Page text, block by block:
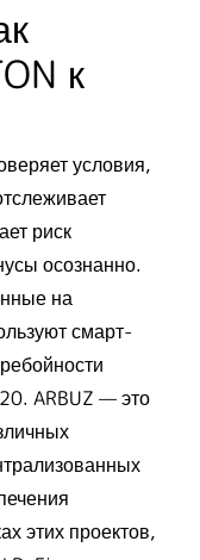
к
условия,
риск
осознанно.
на
смарт-
ARBUZ — это
этих проектов,